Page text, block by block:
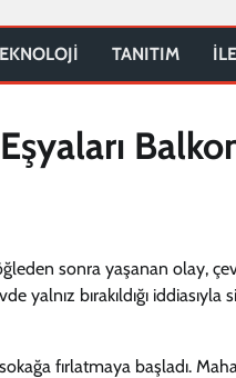
TANITIM
sonra yaşanan olay,
yalnız bırakıldığı
fırlatmaya başladı.